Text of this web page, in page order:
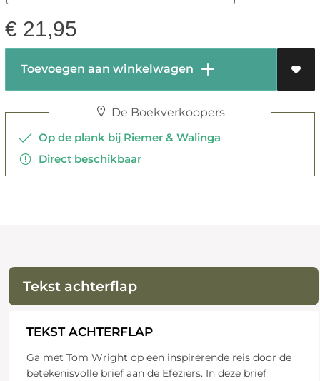
€ 21,95
Toevoegen aan winkelwagen
De Boekverkoopers
Op de plank bij Riemer & Walinga
Direct beschikbaar
Tekst achterflap
TEKST ACHTERFLAP
Ga met Tom Wright op een inspirerende reis door de
betekenisvolle brief aan de Efeziërs. In deze brief